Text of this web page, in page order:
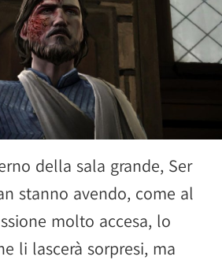
della sala grande, Ser
stanno avendo, come al
molto accesa, lo
li lascerà sorpresi, ma